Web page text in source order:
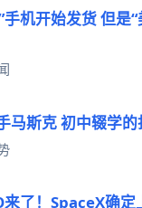
手机开始发货 但是
马斯克 初中辍学
了！SpaceX确定